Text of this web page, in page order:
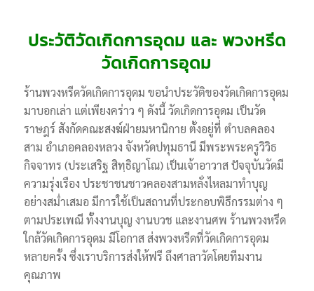
ประวัติวัดเกิดการอุดม และ พวงหรีด
วัดเกิดการอุดม
ร้านพวงหรีดวัดเกิดการอุดม ขอนำประวัติของวัดเกิดการอุดม
มาบอกเล่า แต่เพียงคร่าว ๆ ดังนี้ วัดเกิดการอุดม เป็นวัด
ราษฎร์ สังกัดคณะสงฆ์ฝ่ายมหานิกาย ตั้งอยู่ที่ ตำบลคลอง
สาม อำเภอคลองหลวง จังหวัดปทุมธานี มีพระพระครูวิวิธ
กิจจาทร (ประเสริฐ สิทฺธิญาโณ) เป็นเจ้าอาวาส ปัจจุบันวัดมี
ความรุ่งเรือง ประชาชนชาวคลองสามหลั่งไหลมาทำบุญ
อย่างสม่ำเสมอ มีการใช้เป็นสถานที่ประกอบพิธีกรรมต่าง ๆ
ตามประเพณี ทั้งงานบุญ งานบวช และงานศพ ร้านพวงหรีด
ใกล้วัดเกิดการอุดม มีโอกาส ส่งพวงหรีดที่วัดเกิดการอุดม
หลายครั้ง ซึ่งเราบริการส่งให้ฟรี ถึงศาลาวัดโดยทีมงาน
คุณภาพ